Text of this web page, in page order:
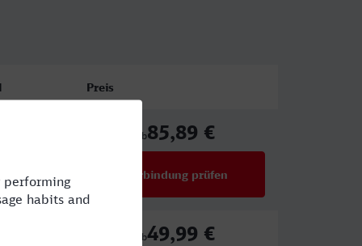
Preis
ab85,89 €
Verbindung prüfen
ab49,99 €